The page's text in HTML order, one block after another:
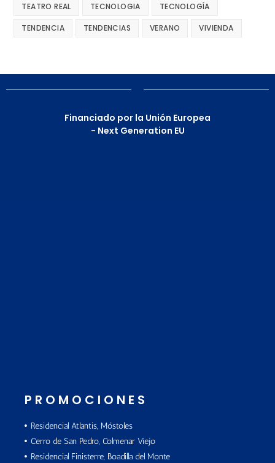
TEATRO REAL TECNOLOGIA TECNOLOGÍA
TENDENCIA TENDENCIAS VERANO VIVIENDA
Financiado por la Unión Europea
- Next Generation EU
PROMOCIONES
Residencial Atlantis, Móstoles
Cerro de San Pedro, Colmenar Viejo
Residencial Finisterre, Boadilla del Monte